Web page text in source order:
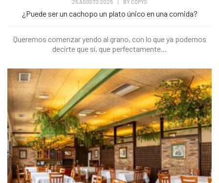
25 AGOSTO 2025 BY COPYS
¿Puede ser un cachopo un plato único en una comida?
Queremos comenzar yendo al grano, con lo que ya podemos
decirte que sí, que perfectamente...